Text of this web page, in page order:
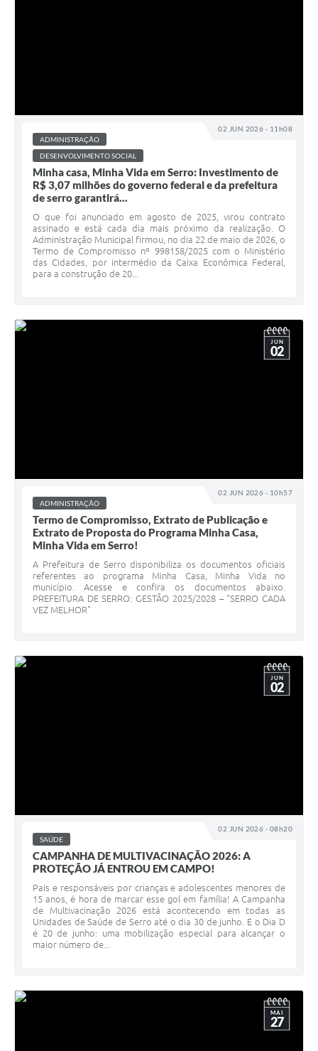
02 JUN 2026 - 11h08
ADMINISTRAÇÃO
DESENVOLVIMENTO SOCIAL
Minha casa, Minha Vida em Serro: Investimento de
R$ 3,07 milhões do governo federal e da prefeitura
de serro garantirá...
O que foi anunciado em agosto de 2025, virou contrato
assinado e está cada dia mais próximo da realização. O
Administração Municipal firmou, no dia 22 de maio de 2026, o
Termo de Compromisso nº 998158/2025 com o Ministério
das Cidades, por intermédio da Caixa Econômica Federal,
para a construção de 20...
02 JUN 2026 - 10h57
JUN
02
ADMINISTRAÇÃO
Termo de Compromisso, Extrato de Publicação e
Extrato de Proposta do Programa Minha Casa,
Minha Vida em Serro!
A Prefeitura de Serro disponibiliza os documentos oficiais
referentes ao programa Minha Casa, Minha Vida no
município. Acesse e confira os documentos abaixo.
PREFEITURA DE SERRO: GESTÃO 2025/2028 – "SERRO CADA
VEZ MELHOR"
02 JUN 2026 - 08h20
JUN
02
SAÚDE
CAMPANHA DE MULTIVACINAÇÃO 2026: A
PROTEÇÃO JÁ ENTROU EM CAMPO!
Pais e responsáveis por crianças e adolescentes menores de
15 anos, é hora de marcar esse gol em família! A Campanha
de Multivacinação 2026 está acontecendo em todas as
Unidades de Saúde de Serro até o dia 30 de junho. E o Dia D
é 20 de junho: uma mobilização especial para alcançar o
maior número de...
MAI
27